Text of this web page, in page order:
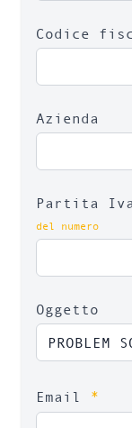
Codice
Azienda
Partita
del numero
Oggetto
Email *